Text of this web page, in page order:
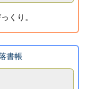
くり。
書帳